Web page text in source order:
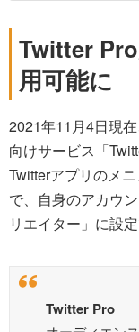
Twitter
用可能に
2021年11月4日現
向けサービス「
Twitterアプリのメ
で、自身のアカウ
リエイター」に設
Twitter Pro